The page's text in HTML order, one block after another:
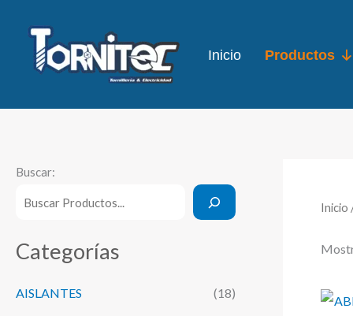
contenido
Inicio Productos
Buscar:
Categorías
AISLANTES (18)
Inicio